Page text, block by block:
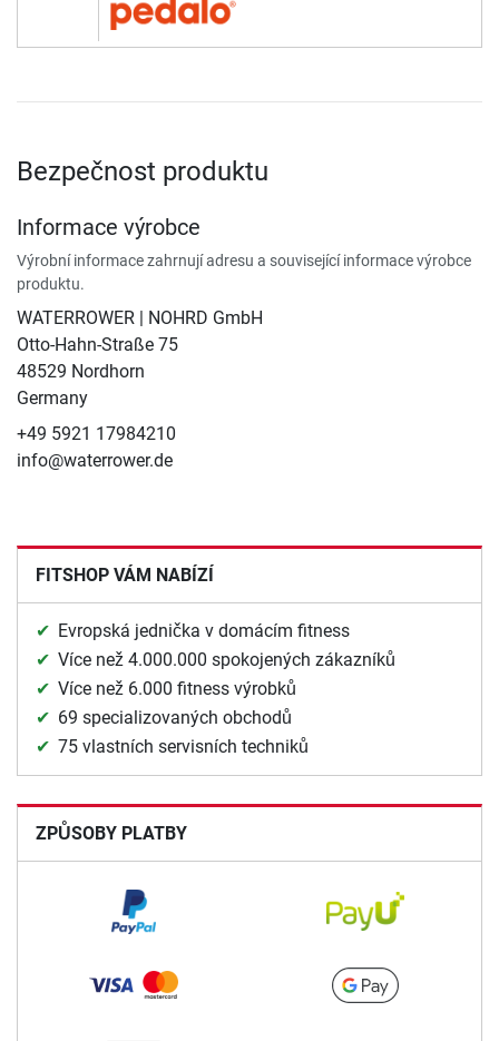
Bezpečnost produktu
Informace výrobce
Výrobní informace zahrnují adresu a související informace výrobce
produktu.
WATERROWER | NOHRD GmbH
Otto-Hahn-Straße 75
48529 Nordhorn
Germany
+49 5921 17984210
info@waterrower.de
FITSHOP VÁM NABÍZÍ
Evropská jednička v domácím fitness
Více než 4.000.000 spokojených zákazníků
Více než 6.000 fitness výrobků
69 specializovaných obchodů
75 vlastních servisních techniků
ZPŮSOBY PLATBY